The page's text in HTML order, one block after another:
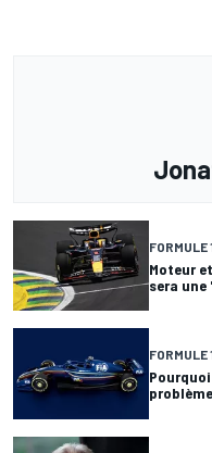
FORMULE
Moteur
sera
FORMULE